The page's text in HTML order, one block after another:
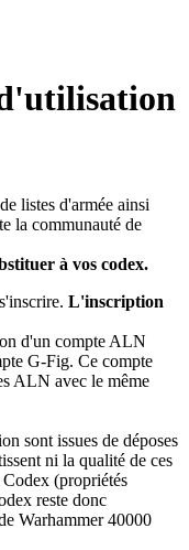
listes d'armée ainsi
la communauté de
à vos codex.
L'inscription
d'un compte ALN
G-Fig. Ce compte
ALN avec le même
sont issues de déposes
ni la qualité de ces
(propriétés
reste donc
Warhammer 40000